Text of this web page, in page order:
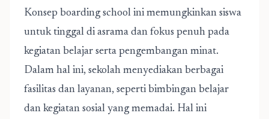
Konsep boarding school ini memungkinkan siswa
untuk tinggal di asrama dan fokus penuh pada
kegiatan belajar serta pengembangan minat.
Dalam hal ini, sekolah menyediakan berbagai
fasilitas dan layanan, seperti bimbingan belajar
dan kegiatan sosial yang memadai. Hal ini